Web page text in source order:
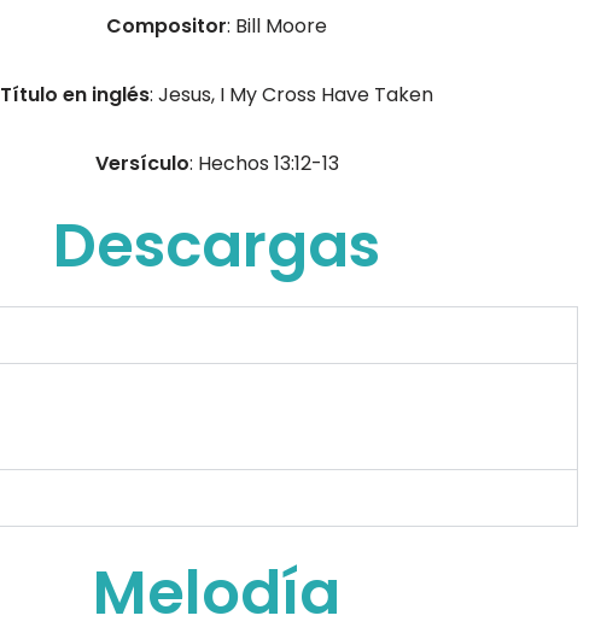
Compositor: Bill Moore
Título en inglés: Jesus, I My Cross Have Taken
Versículo: Hechos 13:12-13
Descargas
Melodía